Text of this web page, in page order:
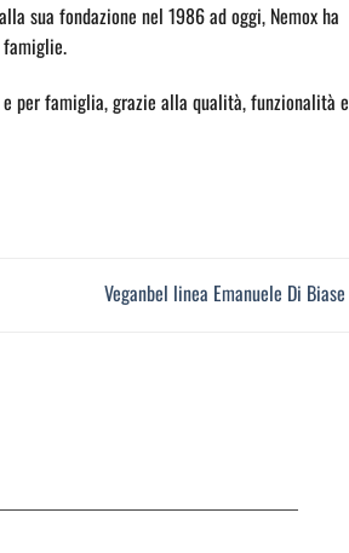
sua fondazione nel 1986 ad oggi, Nemox ha
per famiglia, grazie alla qualità, funzionalità e
Veganbel linea Emanuele Di Biase